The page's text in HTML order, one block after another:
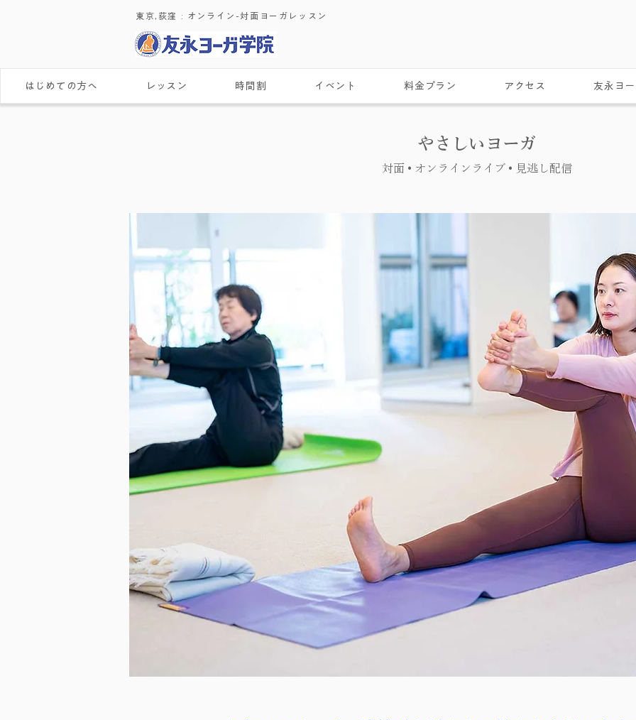
東京,荻窪 : ​オンライン-対面ヨーガレッスン
はじめての方へ レッスン 時間割 イベント 料金プラン アクセス 友永ヨ
やさしいヨーガ
対面 • オンラインライブ • 見逃し配信